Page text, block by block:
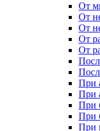
От
От
От
От
От
При
При
При
При
При